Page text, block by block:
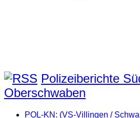
Polizeiberichte
Oberschwaben
POL-KN: (VS-Villingen /